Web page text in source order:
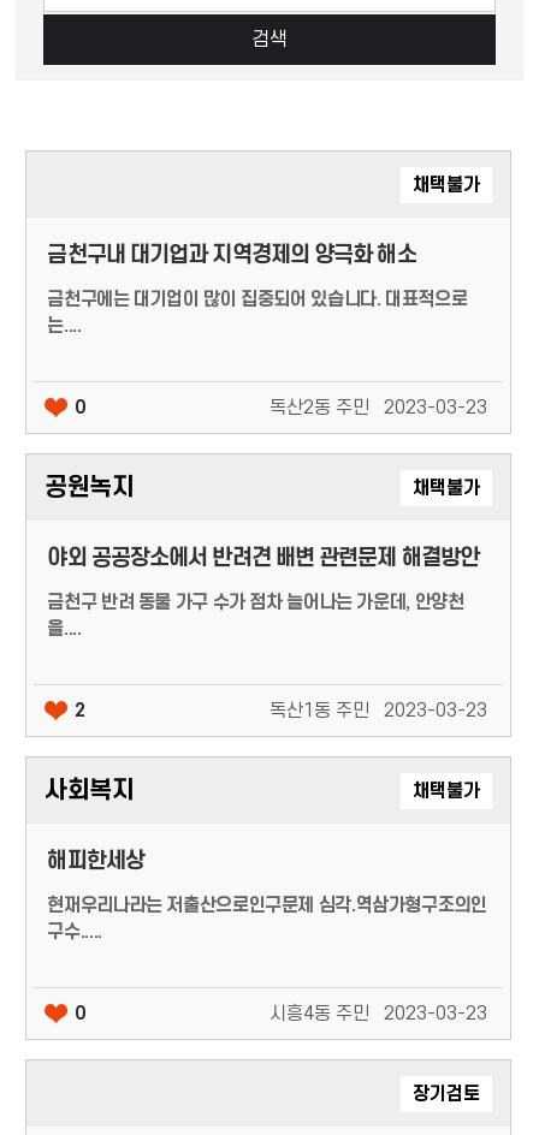
검색
채택불가
금천구내 대기업과 지역경제의 양극화 해소
금천구에는 대기업이 많이 집중되어 있습니다. 대표적으로
는....
0 독산2동 주민 2023-03-23
공원녹지 채택불가
야외 공공장소에서 반려견 배변 관련문제 해결방안
금천구 반려 동물 가구 수가 점차 늘어나는 가운데, 안양천
을....
2 독산1동 주민 2023-03-23
사회복지 채택불가
해피한세상
현재우리나라는 저출산으로인구문제 심각.역삼가형구조의인
구수.....
0 시흥4동 주민 2023-03-23
장기검토